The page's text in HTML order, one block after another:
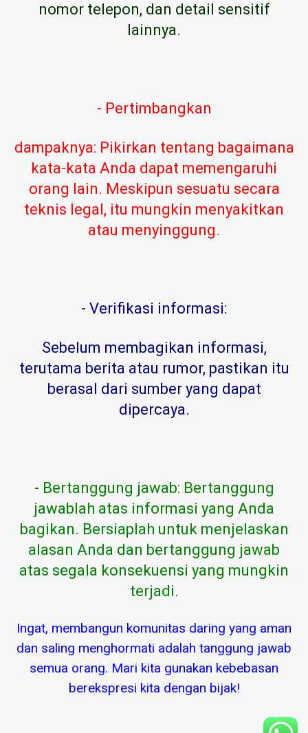
nomor telepon, dan detail sensitif
lainnya.
- Pertimbangkan
dampaknya: Pikirkan tentang bagaimana
kata-kata Anda dapat memengaruhi
orang lain. Meskipun sesuatu secara
teknis legal, itu mungkin menyakitkan
atau menyinggung.
- Verifikasi informasi:
Sebelum membagikan informasi,
terutama berita atau rumor, pastikan itu
berasal dari sumber yang dapat
dipercaya.
- Bertanggung jawab: Bertanggung
jawablah atas informasi yang Anda
bagikan. Bersiaplah untuk menjelaskan
alasan Anda dan bertanggung jawab
atas segala konsekuensi yang mungkin
terjadi.
Ingat, membangun komunitas daring yang aman
dan saling menghormati adalah tanggung jawab
semua orang. Mari kita gunakan kebebasan
berekspresi kita dengan bijak!